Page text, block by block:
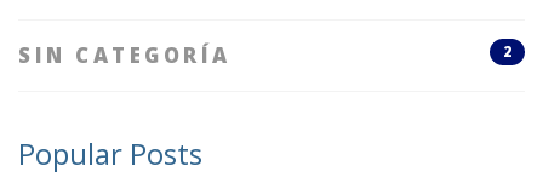
SIN CATEGORÍA 2
Popular Posts